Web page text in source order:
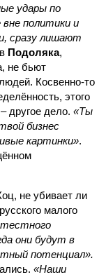
удары по
политики и
сразу лишают
Подоляка,
не бьют
Косвенно-то
этого
другое дело. «Ты
бизнес
картинки».
не убивает ли
малого
они будут в
потенциал».
«Наши